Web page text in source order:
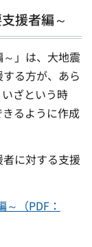
援者編～
～」は、大地震
る方が、あら
ざという時
るように作成
に対する支援
（PDF：